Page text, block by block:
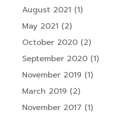
August 2021 (1)
May 2021 (2)
October 2020(2)
September 2020(1)
November 2019 (1)
March 2019 (2)
November 2017 (1)